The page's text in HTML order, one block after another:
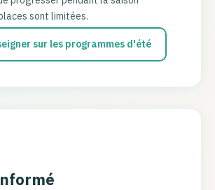
sont limitées.
sur les programmes d'été